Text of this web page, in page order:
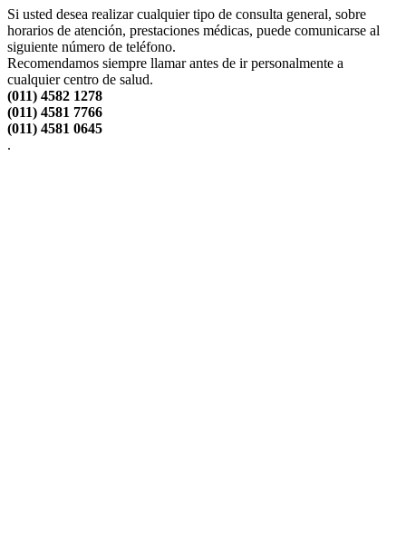
Si usted desea realizar cualquier tipo de consulta general, sobre
horarios de atención, prestaciones médicas, puede comunicarse al
siguiente número de teléfono.
Recomendamos siempre llamar antes de ir personalmente a
cualquier centro de salud.
(011) 4582 1278
(011) 4581 7766
(011) 4581 0645
.